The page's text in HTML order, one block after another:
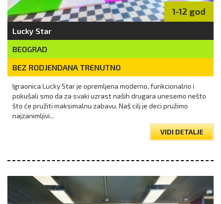
1-12 god
Lucky Star
BEOGRAD
BEZ RODJENDANA TRENUTNO
Igraonica Lucky Star je opremljena moderno, funkcionalno i
pokušali smo da za svaki uzrast naših drugara unesemo nešto
što će pružiti maksimalnu zabavu. Naš cilj je deci pružimo
najzanimljivi...
VIDI DETALJE